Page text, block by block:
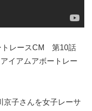
トレースCM 第10話
イアムアボートレー
京子さんを女子レーサ